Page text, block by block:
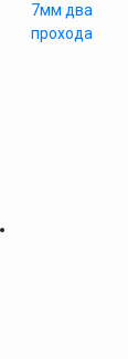
7мм два
прохода